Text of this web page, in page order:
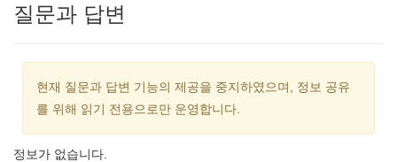
질문과 답변
현재 질문과 답변 기능의 제공을 중지하였으며, 정보 공유
를 위해 읽기 전용으로만 운영합니다.
정보가 없습니다.